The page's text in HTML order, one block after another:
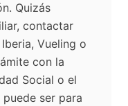
Quizás
contactar
Vueling o
con la
Social o el
ser para